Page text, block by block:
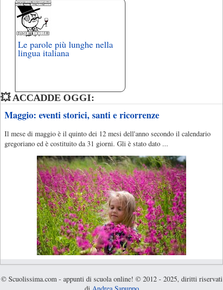
Le parole più lunghe nella
lingua italiana
💥 ACCADDE OGGI:
Maggio: eventi storici, santi e ricorrenze
Il mese di maggio è il quinto dei 12 mesi dell'anno secondo il calendario
gregoriano ed è costituito da 31 giorni. Gli è stato dato ...
© Scuolissima.com - appunti di scuola online! © 2012 - 2025, diritti riservati